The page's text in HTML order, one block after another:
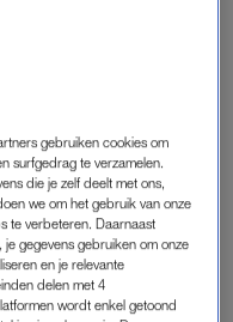
aan zorg.
116 miljard euro in
2019.
euro per persoon, 475
de coronacrisis. Toch
tot extra kosten;
gebruiken cookies om
surfgedrag te verzamelen.
die je zelf deelt met ons,
we om het gebruik van onze
te verbeteren. Daarnaast
je gegevens gebruiken om onze
en je relevante
delen met 4
wordt enkel getoond